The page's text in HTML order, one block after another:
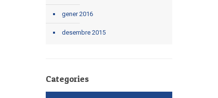
gener 2016
desembre 2015
Categories